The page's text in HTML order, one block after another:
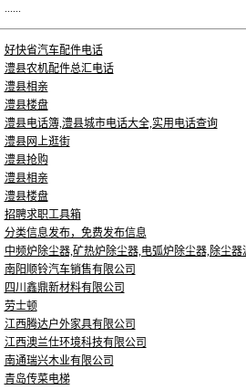
......
好快省汽车配件电话
澧县农机配件总汇电话
澧县相亲
澧县楼盘
澧县电话簿,澧县城市电话大全,实用电话查询
澧县网上逛街
澧县抢购
澧县相亲
澧县楼盘
招聘求职工具箱
分类信息发布，免费发布信息
中频炉除尘器,矿热炉除尘器,电弧炉除尘器,除尘
南阳顺铃汽车销售有限公司
四川鑫鼎新材料有限公司
劳士顿
江西腾达户外家具有限公司
江西澳兰仕环境科技有限公司
南通瑞兴木业有限公司
青岛传菜电梯